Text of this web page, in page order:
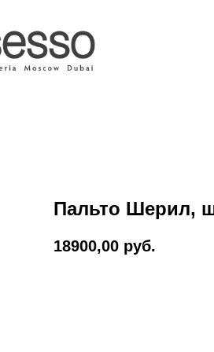
Пальто Шерил,
18900,00 руб.